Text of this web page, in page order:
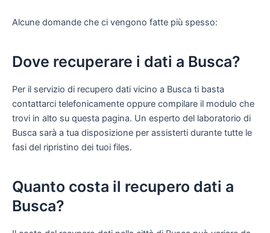
Alcune domande che ci vengono fatte più spesso:
Dove recuperare i dati a Busca?
Per il servizio di recupero dati vicino a Busca ti basta
contattarci telefonicamente oppure compilare il modulo che
trovi in alto su questa pagina. Un esperto del laboratorio di
Busca sarà a tua disposizione per assisterti durante tutte le
fasi del ripristino dei tuoi files.
Quanto costa il recupero dati a
Busca?